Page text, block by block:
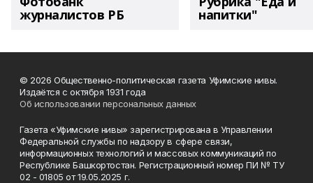
журналистов РБ напитки"
© 2026 Общественно-политическая газета Уфимские нивы.
Издаётся с октября 1931 года
Об использовании персональных данных
Газета «Уфимские нивы» зарегистрирована в Управлении
Федеральной службы по надзору в сфере связи,
информационных технологий и массовых коммуникаций по
Республике Башкортостан. Регистрационный номер ПИ № ТУ
02 - 01805 от 19.05.2025 г.